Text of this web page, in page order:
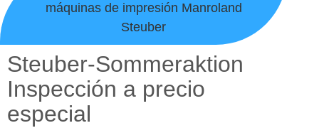
Steuber-Sommeraktion
Inspección a precio
especial